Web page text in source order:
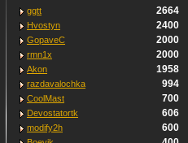
ggtt 2664
Hvostyn 2400
GopaveC 2000
rmn1x 2000
Akon 1958
razdavalochka 994
CoolMast 700
Devostatortk 606
modify2h 600